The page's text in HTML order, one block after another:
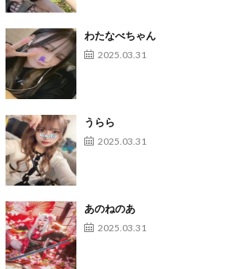
わたなべちゃん
2025.03.31
うらら
2025.03.31
あのねのあ
2025.03.31